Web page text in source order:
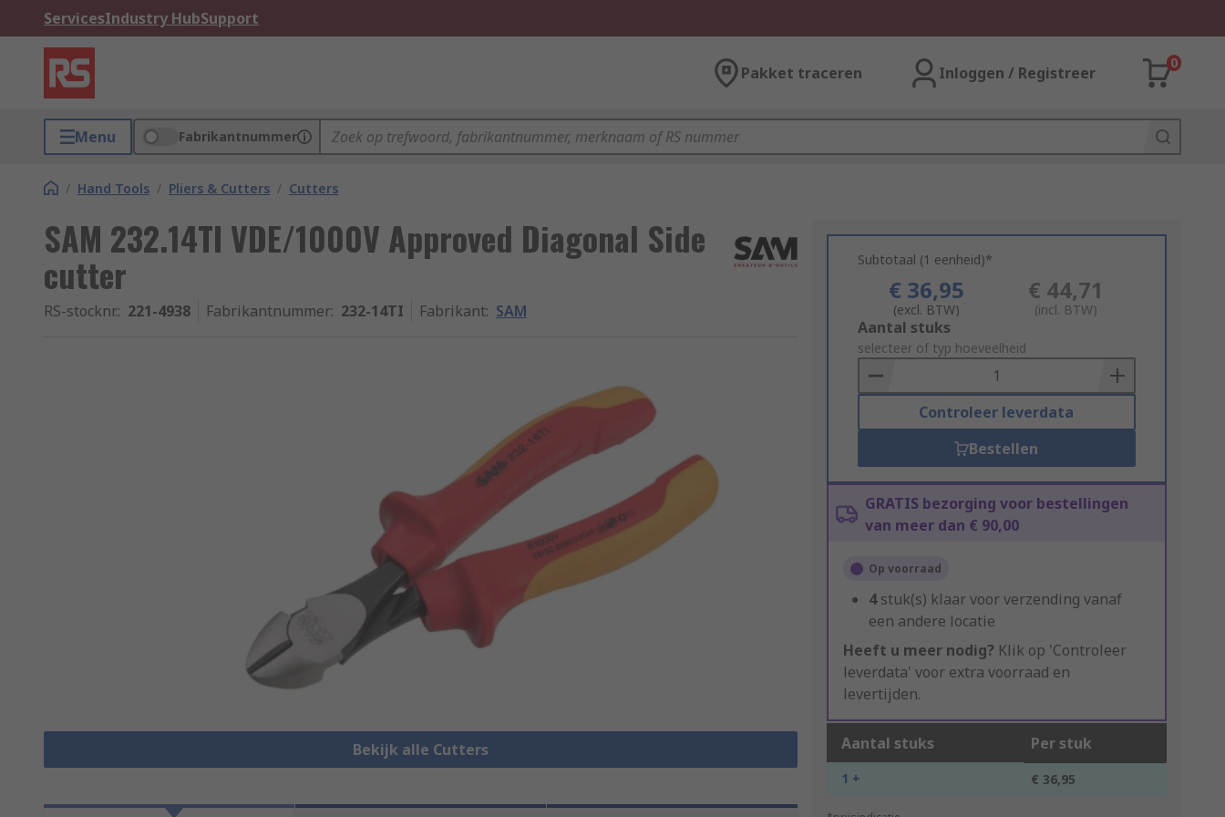
ServicesIndustry HubSupport
Pakket traceren Inloggen / Registreer
0
Menu Fabrikantnummer
/ Hand Tools / Pliers & Cutters / Cutters
SAM 232.14TI VDE/1000V Approved Diagonal Side
cutter
RS-stocknr.: 221-4938 Fabrikantnummer: 232-14TI Fabrikant: SAM
Bekijk alle Cutters
Subtotaal (1 eenheid)*
€ 36,95
(excl. BTW)
€ 44,71
(incl. BTW)
Add
to
Basket
Aantal stuks
selecteer of typ hoeveelheid
Controleer leverdata
Bestellen
GRATIS bezorging voor bestellingen
van meer dan € 90,00
Op voorraad
4stuk(s) klaar voor verzending vanaf
een andere locatie
Heeft u meer nodig? Klik op 'Controleer
leverdata' voor extra voorraad en
levertijden.
Aantal stuks Per stuk
1 + € 36,95